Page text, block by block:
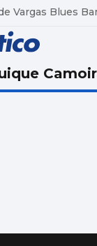
Vargas Blues